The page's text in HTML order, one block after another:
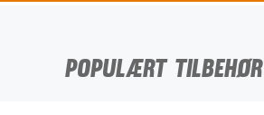
POPULÆRT TILBEHØR